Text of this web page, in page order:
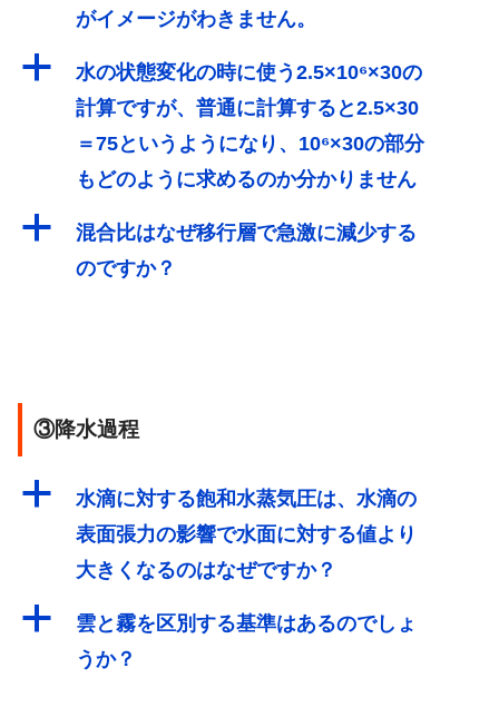
がイメージがわきません。
a
水の状態変化の時に使う2.5×10⁶×30の
計算ですが、普通に計算すると2.5×30
＝75というようになり、10⁶×30の部分
もどのように求めるのか分かりません
a
混合比はなぜ移行層で急激に減少する
のですか？
③降水過程
a
水滴に対する飽和水蒸気圧は、水滴の
表面張力の影響で水面に対する値より
大きくなるのはなぜですか？
a
雲と霧を区別する基準はあるのでしょ
うか？